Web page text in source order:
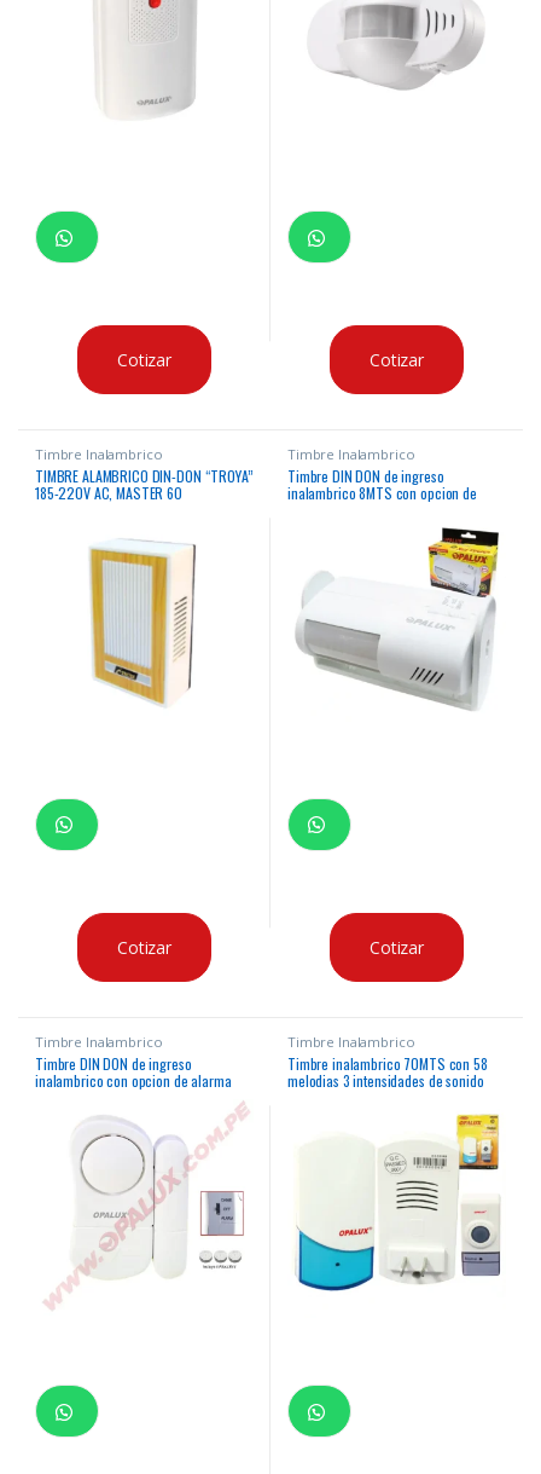
Cotizar Cotizar
Timbre Inalambrico
TIMBRE ALAMBRICO DIN-DON “TROYA”
185-220V AC, MASTER 60
Cotizar
Timbre Inalambrico
Timbre DIN DON de ingreso
inalambrico 8MTS con opcion de
detección por sensor de movimiento
Cotizar
Timbre Inalambrico
Timbre DIN DON de ingreso
inalambrico con opcion de alarma
apertura de puerta (contacto
magnetico)
Timbre Inalambrico
Timbre inalambrico 70MTS con 58
melodias 3 intensidades de sonido